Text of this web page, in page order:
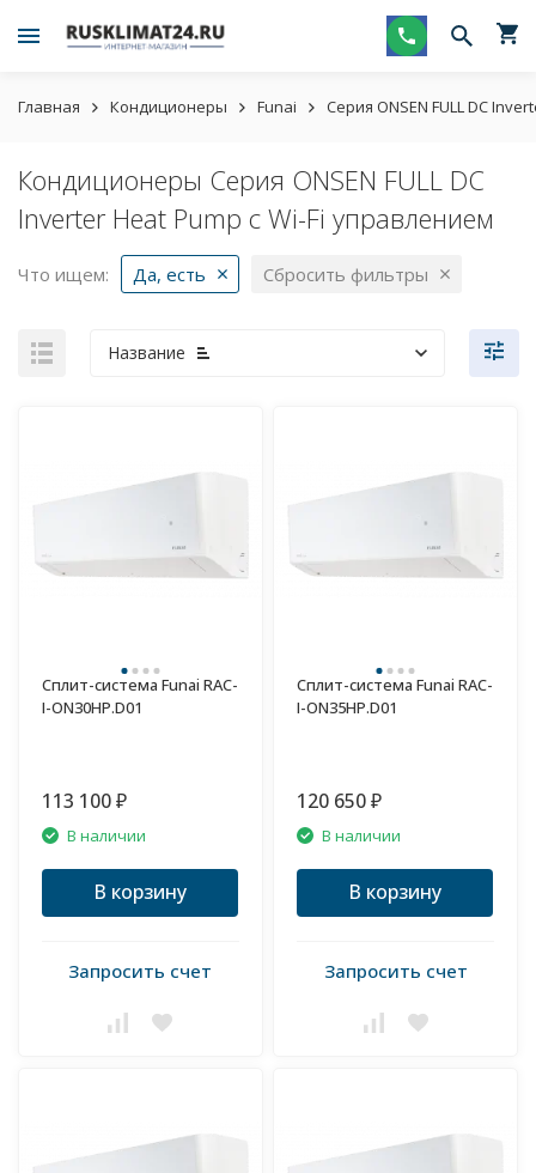
Главная Кондиционеры Funai Серия ONSEN FULL DC
Кондиционеры Серия ONSEN FULL DC
Inverter Heat Pump с Wi-Fi управлением
Что ищем: Да, есть Сбросить фильтры
Название
Сплит-система Funai RAC-
I-ON30HP.D01
113 100 ₽
В наличии
В корзину
Запросить счет
Сплит-система Funai RAC-
I-ON35HP.D01
120 650 ₽
В наличии
В корзину
Запросить счет